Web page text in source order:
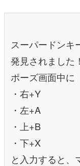
スーパードンキ
発見されました！
ポーズ画面中に
・右+Y
・左+A
・上+B
・下+X
と入力すると、